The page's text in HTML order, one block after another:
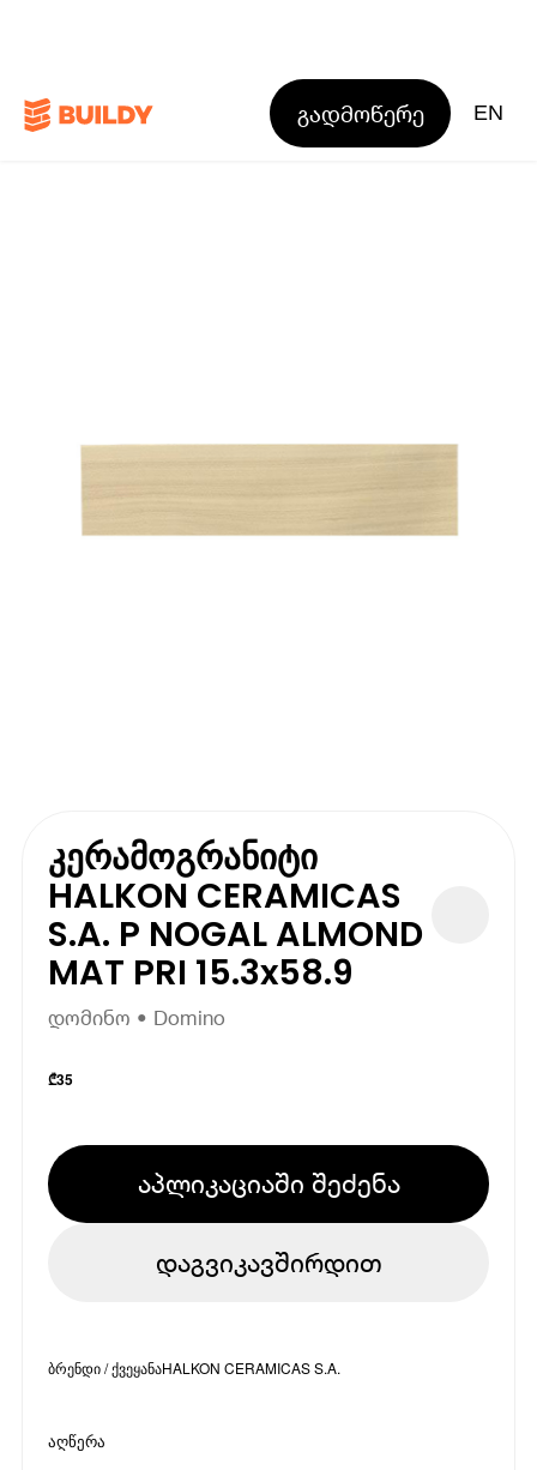
გადმოწერე EN
კერამოგრანიტი
HALKON CERAMICAS
S.A. P NOGAL ALMOND
MAT PRI 15.3x58.9
დომინო • Domino
₾35
აპლიკაციაში შეძენა
დაგვიკავშირდით
ბრენდი / ქვეყანაHALKON CERAMICAS S.A.
აღწერა